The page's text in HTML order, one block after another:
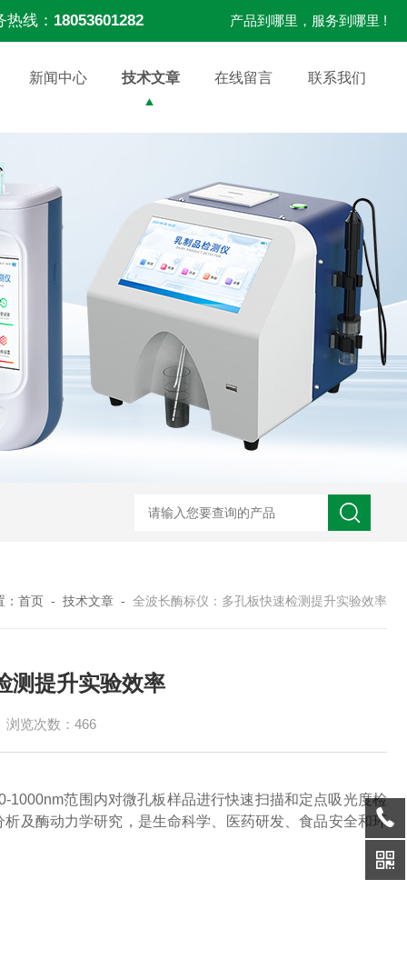
热线： 18053601282 产品到哪里，服务到哪里 !
新闻中心 技术文章 在线留言 联系我们
首页 - 技术文章 - 全波长酶标仪：多孔板快速检测提升实验效率
测提升实验效率
浏览次数：466
范围内对微孔板样品进行快速扫描和定点吸光度检
及酶动力学研究，是生命科学、医药研发、食品安全和环